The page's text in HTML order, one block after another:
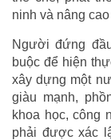
ninh và nâng
Người đứng
buộc để hiện
xây dựng một
giàu mạnh,
khoa học, công
phải được xác